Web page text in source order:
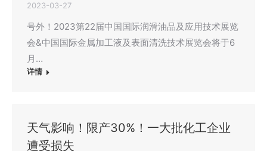
2023-03-27
号外！2023第22届中国国际润滑油品及应用技术展览
会&中国国际金属加工液及表面清洗技术展览会将于6
月…
详情
天气影响！限产30%！一大批化工企业
遭受损失